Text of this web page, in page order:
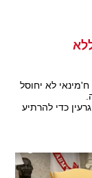
לא יחוסל
כדי להרתיע